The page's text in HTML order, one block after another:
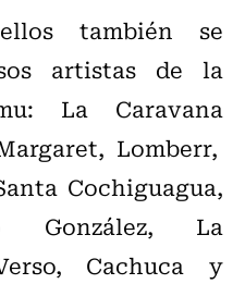
también se
artistas de la
La Caravana
Lomberr,
Cochiguagua,
González, La
Cachuca y